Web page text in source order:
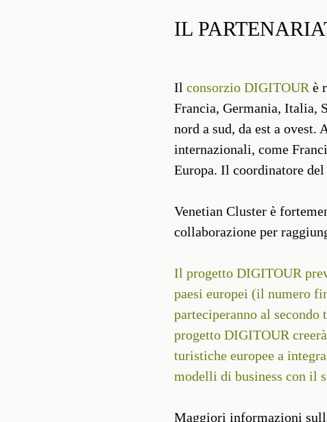
IL
Il consorzio DIGITOUR è
Francia, Germania, Italia,
nord a sud, da est a
internazionali, come
Europa. Il coordinatore
Venetian Cluster è
collaborazione per
Il progetto DIGITOUR
paesi europei (il numero
parteciperanno al
progetto DIGITOUR
turistiche europee a
modelli di business con il
Maggiori informazioni